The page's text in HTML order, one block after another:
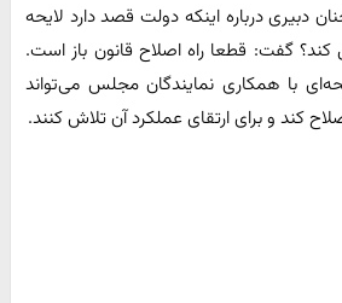
دبیری درباره اینکه دولت قصد دارد لایحه
گفت: قطعا راه اصلاح قانون باز است.
با همکاری نمایندگان مجلس می‌تواند
کند و برای ارتقای عملکرد آن تلاش کنند.